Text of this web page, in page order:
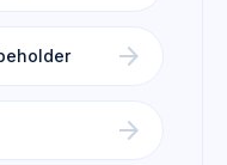
arrow_forward
arrow_forward